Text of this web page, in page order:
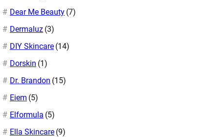
Dear Me Beauty (7)
Dermaluz (3)
DIY Skincare (14)
Dorskin (1)
Dr. Brandon (15)
Eiem (5)
Elformula (5)
Ella Skincare (9)